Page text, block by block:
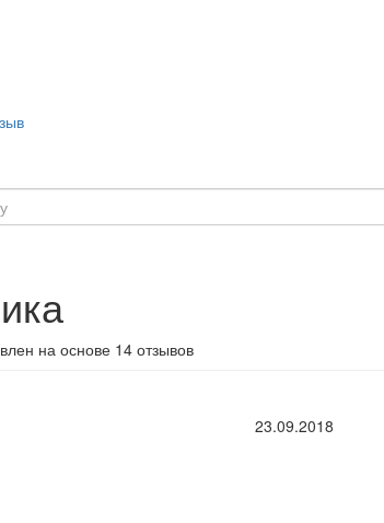
на основе 14 отзывов
23.09.2018